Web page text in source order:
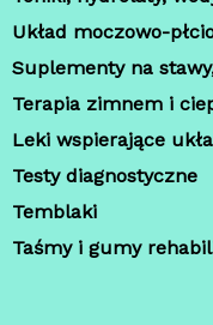
Układ moczowo-
Suplementy na
Terapia zimnem i
Leki wspierające
Testy diagnostyczne
Temblaki
Taśmy i gumy